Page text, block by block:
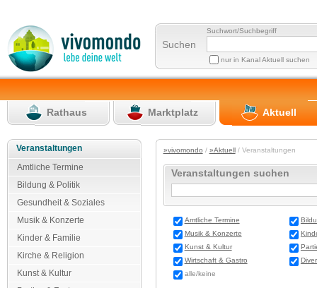
Suchen
Suchwort/Suchbegriff
nur in Kanal Aktuell suchen
Rathaus Marktplatz Aktuell
Veranstaltungen
Amtliche Termine
Bildung & Politik
Gesundheit & Soziales
Musik & Konzerte
Kinder & Familie
Kirche & Religion
Kunst & Kultur
»vivomondo / »Aktuell/ Veranstaltungen
Veranstaltungen suchen
Amtliche Termine
Musik & Konzerte
Kunst & Kultur
Wirtschaft & Gastro
alle/keine